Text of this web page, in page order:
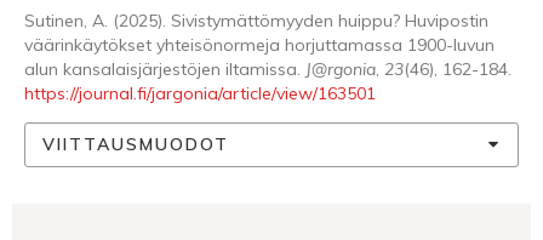
Sutinen, A. (2025). Sivistymättömyyden huippu? Huvipostin
väärinkäytökset yhteisönormeja horjuttamassa 1900-luvun
alun kansalaisjärjestöjen iltamissa. J@rgonia, 23(46), 162-184.
https://journal.fi/jargonia/article/view/163501
VIITTAUSMUODOT